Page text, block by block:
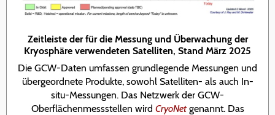
Zeitleiste der für die Messung und Überwachung der
Kryosphäre verwendeten Satelliten, Stand März 2025
Die GCW-Daten umfassen grundlegende Messungen und
übergeordnete Produkte, sowohl Satelliten- als auch In-
situ-Messungen. Das Netzwerk der GCW-
Oberflächenmessstellen wird CryoNetgenannt. Das